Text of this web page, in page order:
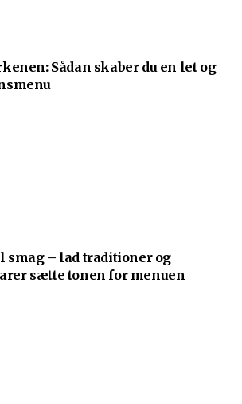
Sådan skaber du en let og
smag – lad traditioner og
sætte tonen for menuen